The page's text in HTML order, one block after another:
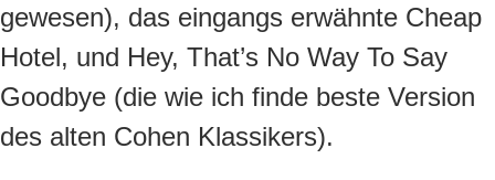
gewesen), das eingangs erwähnte Cheap
Hotel, und Hey, That’s No Way To Say
Goodbye (die wie ich finde beste Version
des alten Cohen Klassikers).